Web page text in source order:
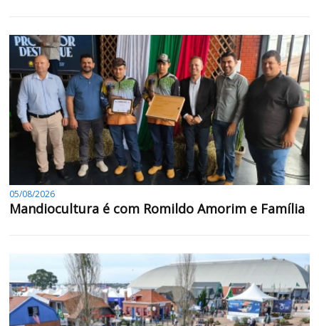
05/08/2026
Mandiocultura é com Romildo Amorim e Família